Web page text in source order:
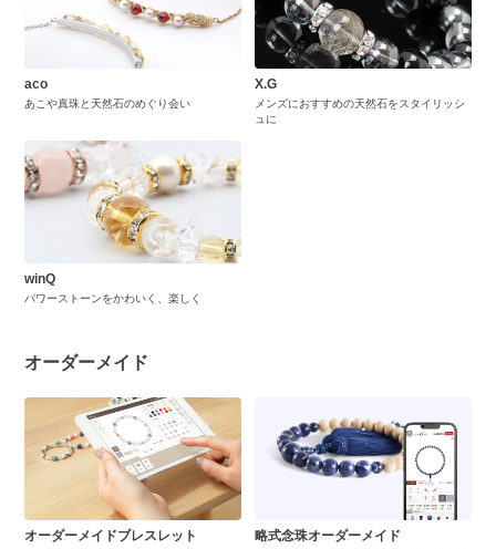
aco
あこや真珠と天然石のめぐり会い
X.G
メンズにおすすめの天然石をスタイリッシ
ュに
winQ
パワーストーンをかわいく、楽しく
オーダーメイド
オーダーメイドブレスレット 略式念珠オーダーメイド